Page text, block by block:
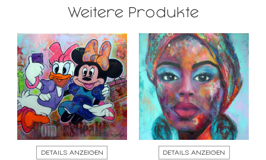
Weitere Produkte
DETAILS ANZEIGEN DETAILS ANZEIGEN